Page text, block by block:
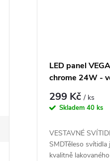
LED panel
chrome 24W -
downlight -
299 Kč/ ks
Skladem 40 ks
VESTAVNÉ
SMDTěleso
kvalitně